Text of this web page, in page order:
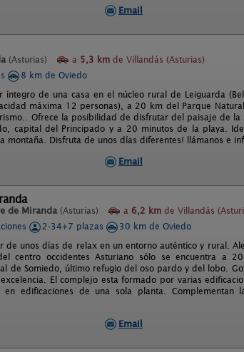
Email
(Asturias) a 5,3 km de Villandás (Asturias)
8 km de Oviedo
íntegro de una casa en el núcleo rural de Leiguarda
máxima 12 personas), a 20 km del Parque
Ofrece la posibilidad de disfrutar del paisaje de
capital del Principado y a 20 minutos de la playa.
montaña. Disfruta de unos días diferentes! llámanos e
Email
de Miranda (Asturias) a 6,2 km de Villandás
2-34+7 plazas
30 km de Oviedo
unos días de relax en un entorno auténtico y rural.
centro occidentes Asturiano sólo se encuentra a
de Somiedo, último refugio del oso pardo y del lobo.
El complejo esta formado por varias
en edificaciones de una sola planta.
Email